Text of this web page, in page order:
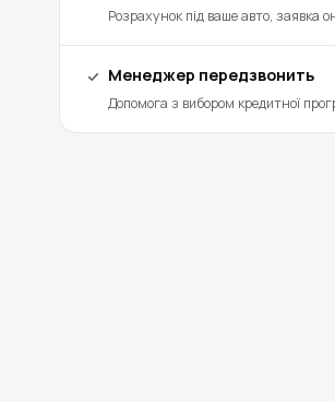
Розрахунок під ваше авто, заявка
Менеджер передзвонить
Допомога з вибором кредитної